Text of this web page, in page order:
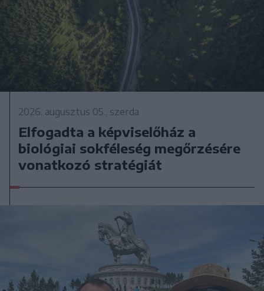
2026. augusztus 05., szerda
Elfogadta a képviselőház a
biológiai sokféleség megőrzésére
vonatkozó stratégiát